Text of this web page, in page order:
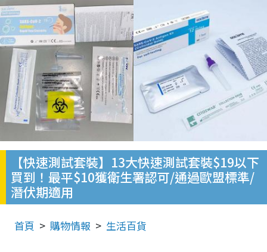
【快速測試套裝】13大快速測試套裝$19以下
買到！最平$10獲衛生署認可/通過歐盟標準/
潛伏期適用
首頁 購物情報 生活百貨